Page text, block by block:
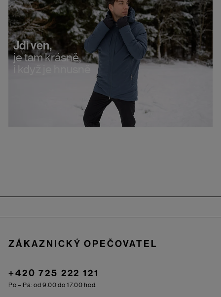
Jdi ven,
je tam krásně,
i když je hnusně
ZÁKAZNICKÝ OPEČOVATEL
+420 725 222 121
Po – Pá: od 9.00 do 17.00 hod.